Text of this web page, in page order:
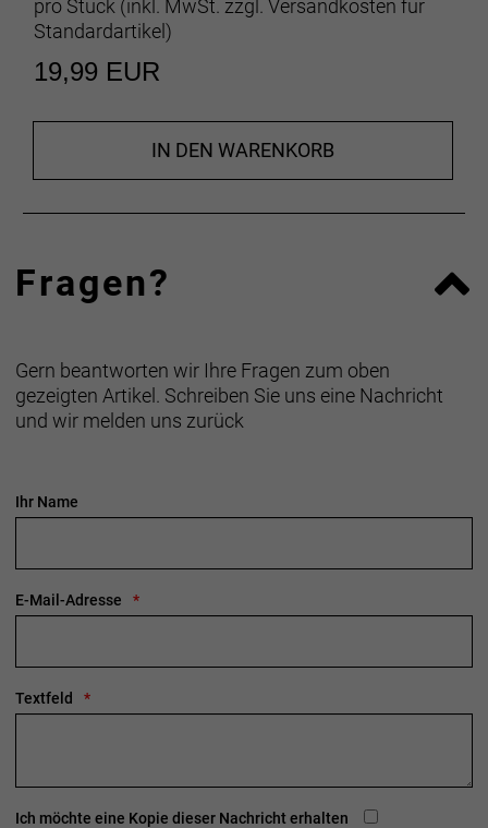
pro Stück (inkl. MwSt. zzgl. Versandkosten für
Standardartikel)
19,99 EUR
IN DEN WARENKORB
Fragen?
Gern beantworten wir Ihre Fragen zum oben
gezeigten Artikel. Schreiben Sie uns eine Nachricht
und wir melden uns zurück
Ihr Name
E-Mail-Adresse
Textfeld
Ich möchte eine Kopie dieser Nachricht erhalten